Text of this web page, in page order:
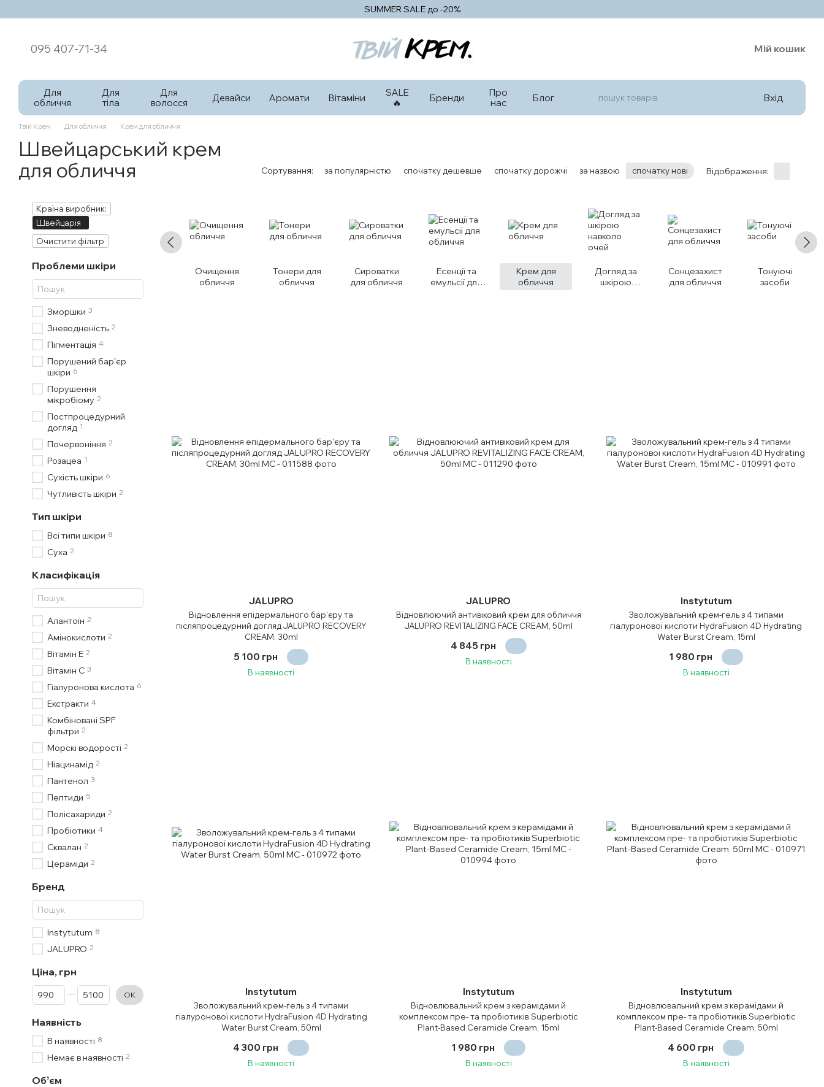
SUMMER SALE до -20%
095 407-71-34 Мій кошик
Для
обличчя
Для
тіла
Для
волосся
Девайси Аромати Вітаміни
SALE
🔥
Бренди
Про
нас
Блог Вхід
Твій Крем Для обличчя Крем для обличчя
Швейцарський крем
для обличчя
Сортування: за популярністю спочатку дешевше спочатку дорожчі за назвою спочатку нові Відображення:
Очищення
обличчя
Тонери для
обличчя
Сироватки
для обличчя
Есенції та
емульсії для
Крем для
обличчя
Догляд за
шкірою
Сонцезахист
для обличчя
Тонуючі
засоби
JALUPRO
Відновлення епідермального бар'єру та
післяпроцедурний догляд JALUPRO RECOVERY
CREAM, 30ml
5 100 грн
В наявності
JALUPRO
Відновлюючий антивіковий крем для обличчя
JALUPRO REVITALIZING FACE CREAM, 50ml
4 845 грн
В наявності
Instytutum
Зволожувальний крем-гель з 4 типами
гіалуронової кислоти HydraFusion 4D Hydrating
Water Burst Cream, 15ml
1 980 грн
В наявності
Instytutum
Зволожувальний крем-гель з 4 типами
гіалуронової кислоти HydraFusion 4D Hydrating
Water Burst Cream, 50ml
4 300 грн
В наявності
Instytutum
Відновлювальний крем з керамідами й
комплексом пре- та пробіотиків Superbiotic
Plant-Based Ceramide Cream, 15ml
1 980 грн
В наявності
Instytutum
Відновлювальний крем з керамідами й
комплексом пре- та пробіотиків Superbiotic
Plant-Based Ceramide Cream, 50ml
4 600 грн
В наявності
Країна виробник:
Швейцарія
Очистити фільтр
Проблеми шкіри
Зморшки 3
Зневодненість 2
Пігментація 4
Порушений барʼєр
шкіри 6
Порушення
мікробіому 2
Постпроцедурний
догляд 1
Почервоніння 2
Розацеа 1
Сухість шкіри 6
Чутливість шкіри 2
Тип шкіри
Всі типи шкіри 8
Суха 2
Класифікація
Алантоїн 2
Амінокислоти 2
Вітамін Е 2
Вітамін С 3
Гіалуронова кислота 6
Екстракти 4
Комбіновані SPF
фільтри 2
Морскі водорості 2
Ніацинамід 2
Пантенол 3
Пептиди 5
Полісахариди 2
Пробіотики 4
Сквалан 2
Цераміди 2
Бренд
Instytutum 8
JALUPRO 2
Ціна, грн
От Ціна, грн
До Ціна, грн ОК
Наявність
В наявності 8
Немає в наявності 2
Обʼєм